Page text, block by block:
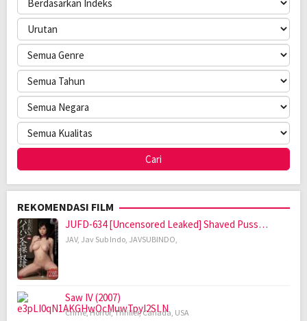
REKOMENDASI FILM
JUFD-634 [Uncensored Leaked] Shaved Puss…
JAV, Jav Sub Indo, JAVSUBINDO,
Saw IV (2007)
Crime,Horror,Thriller,Canada, USA